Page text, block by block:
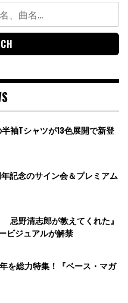
袖Tシャツが13色展開で新登
年記念のサイン会＆プレミアム
忌野清志郎が教えてくれた』
ビジュアルが解禁
を総力特集！『ベース・マガ